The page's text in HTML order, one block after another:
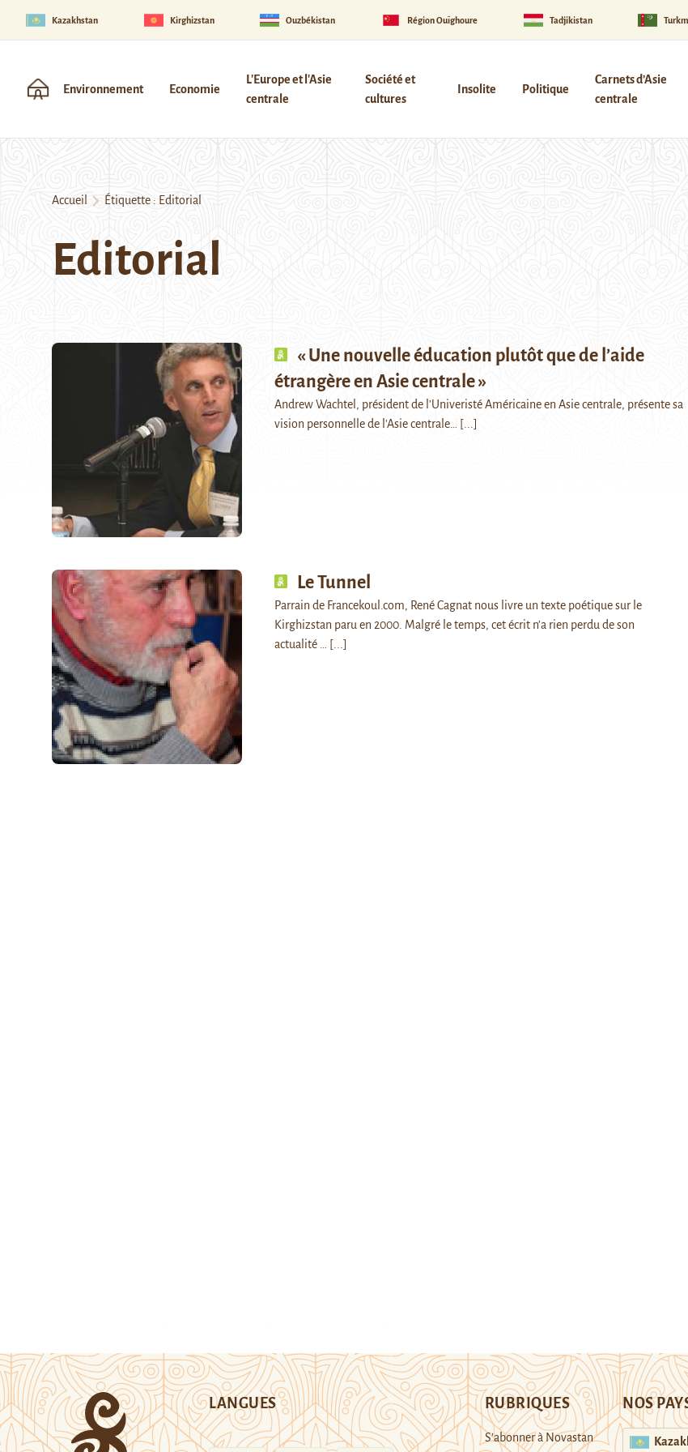
Kazakhstan Kirghizstan Ouzbékistan Région Ouïghoure Tadjikistan
Environnement Economie
L'Europe et l'Asie
centrale
Société et
cultures
Insolite Politique
Carnets d’Asie
centrale
Accueil Étiquette : Editorial
Editorial
« Une nouvelle éducation plutôt que de l’aide
étrangère en Asie centrale »
Andrew Wachtel, président de l'Univeristé Américaine en Asie centrale, présente sa
vision personnelle de l'Asie centrale…
[...]
Le Tunnel
Parrain de Francekoul.com, René Cagnat nous livre un texte poétique sur le
Kirghizstan paru en 2000. Malgré le temps, cet écrit n’a rien perdu de son
actualité …
[...]
LANGUES RUBRIQUES
S’abonner à Novastan
NOS